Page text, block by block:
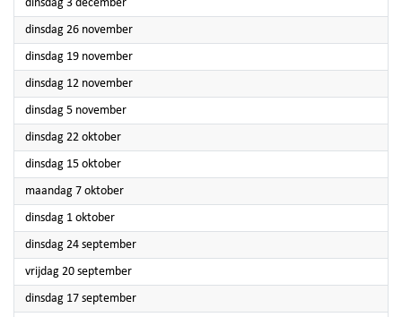
dinsdag 3 december
dinsdag 26 november2024
dinsdag 19 november2024
dinsdag 12 november2024
dinsdag 5 november2024
dinsdag 22 oktober2024
dinsdag 15 oktober2024
maandag 7 oktober2024
dinsdag 1 oktober2024
dinsdag 24 september2024
vrijdag 20 september2024
dinsdag 17 september2024